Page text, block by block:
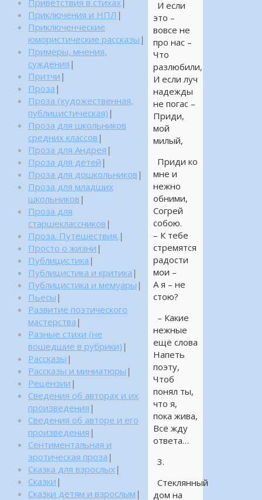
И если
это –
вовсе не
про нас –
Что
разлюбили,
И если луч
надежды
не погас –
Приди,
мой
милый,
Приди ко
мне и
нежно
обними,
Согрей
собою.
– К тебе
стремятся
радости
мои –
А я – не
стою?
– Какие
нежные
ещё слова
Напеть
поэту,
Чтоб
понял ты,
что я,
пока жива,
Всё жду
ответа…
3.
Стеклянный
дом на
Приветствия в стихах
Приключения и НПЛ |
Приключенческие
юмористические рассказы |
Примеры, мнения,
суждения |
Притчи |
Проза |
Проза (художественная,
публицистическая) |
Проза для школьников
средних классов |
Проза для Андрея |
Проза для детей |
Проза для дошкольников |
Проза для младших
школьников |
Проза для
старшеклассников |
Проза. Путешествия. |
Просто о жизни |
Публицистика |
Публицистика и критика |
Публицистика и мемуары |
Пьесы |
Развитие поэтического
мастерства |
Разные стихи (не
вошедшие в рубрики) |
Рассказы |
Рассказы и миниатюры |
Рецензии |
Сведения об авторах и их
произведения |
Сведения об авторе и его
произведения |
Сентиментальная и
эротическая проза |
Сказка для взрослых |
Сказки |
Сказки детям и взрослым |